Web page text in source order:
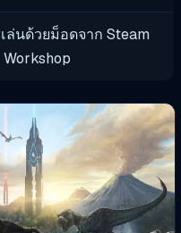
ล่นด้วยม็อดจาก Steam
Workshop